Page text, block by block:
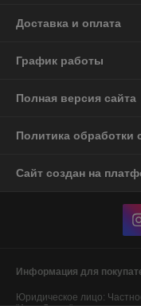
Доставка и оплата
График работы
Полная версия сайта
Политика обработки
Сайт создан на
Информация для
Юридическое лицо: